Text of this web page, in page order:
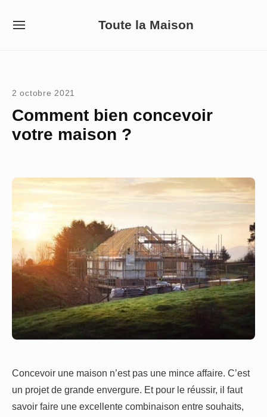
Toute la Maison
SITE
2 octobre 2021
Comment bien concevoir
votre maison ?
Concevoir une maison n’est pas une mince affaire. C’est
un projet de grande envergure. Et pour le réussir, il faut
savoir faire une excellente combinaison entre souhaits,